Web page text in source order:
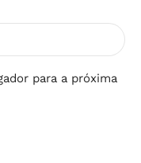
para a próxima